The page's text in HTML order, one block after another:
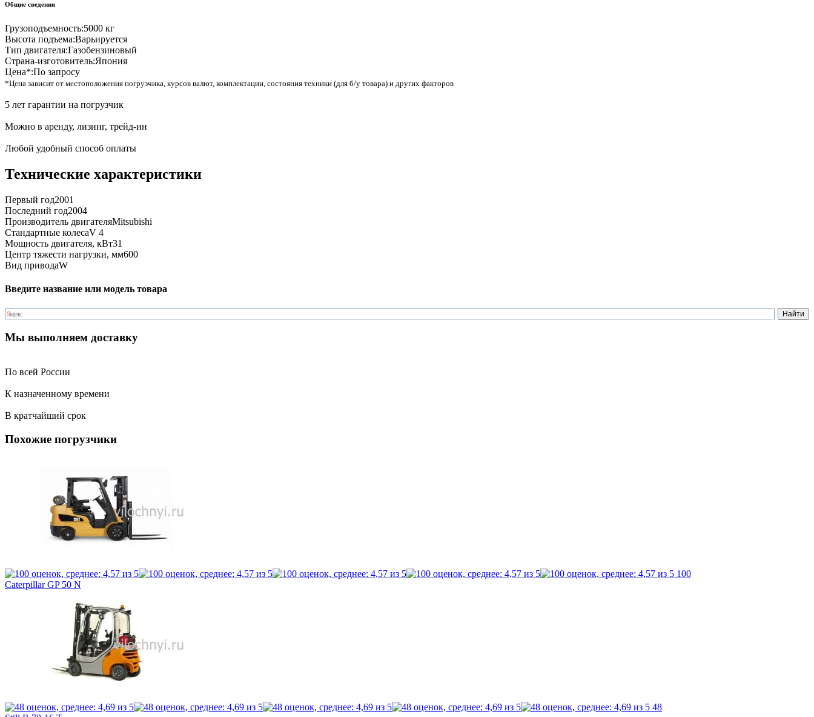
Общие сведения
Грузоподъемность:5000 кг
Высота подъема:Варьируется
Тип двигателя:Газобензиновый
Страна-изготовитель:Япония
Цена*:По запросу
*Цена зависит от местоположения погрузчика, курсов валют, комплектации, состояния техники (для б/у товара) и других факторов
5 лет гарантии на погрузчик
Можно в аренду, лизинг, трейд-ин
Любой удобный способ оплаты
Технические характеристики
Первый год2001
Последний год2004
Производитель двигателяMitsubishi
Стандартные колесаV 4
Мощность двигателя, кВт31
Центр тяжести нагрузки, мм600
Вид приводаW
Введите название или модель товара
Мы выполняем доставку
По всей России
К назначенному времени
В кратчайший срок
Похожие погрузчики
100
Caterpillar GP 50 N
48